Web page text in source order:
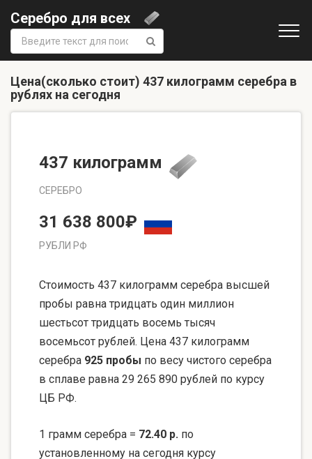
Серебро для всех
Поиск:
Цена(сколько стоит) 437 килограмм серебра в
рублях на сегодня
437 килограмм
СЕРЕБРО
31 638 800₽
РУБЛИ РФ
Стоимость 437 килограмм серебра высшей
пробы равна тридцать один миллион
шестьсот тридцать восемь тысяч
восемьсот рублей. Цена 437 килограмм
серебра 925 пробы по весу чистого серебра
в сплаве равна 29 265 890 рублей по курсу
ЦБ РФ.
1 грамм серебра = 72.40 р. по
установленному на сегодня курсу